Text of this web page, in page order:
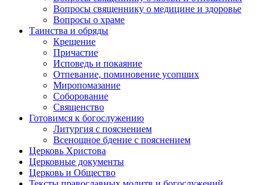
Вопросы священнику о медицине и здоровье
Вопросы о храме
Таинства и обряды
Крещение
Причастие
Исповедь и покаяние
Отпевание, поминовение усопших
Миропомазание
Соборование
Священство
Готовимся к богослужению
Литургия с пояснением
Всенощное бдение с пояснением
Церковь Христова
Церковные документы
Церковь и Общество